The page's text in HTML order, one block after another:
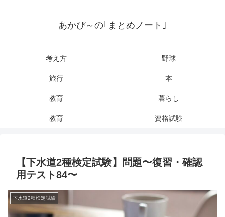
あかぴ～の｢まとめノート｣
考え方 野球
旅行 本
教育 暮らし
教育 資格試験
【下水道2種検定試験】問題〜復習・確認
用テスト84〜
下水道2種検定試験